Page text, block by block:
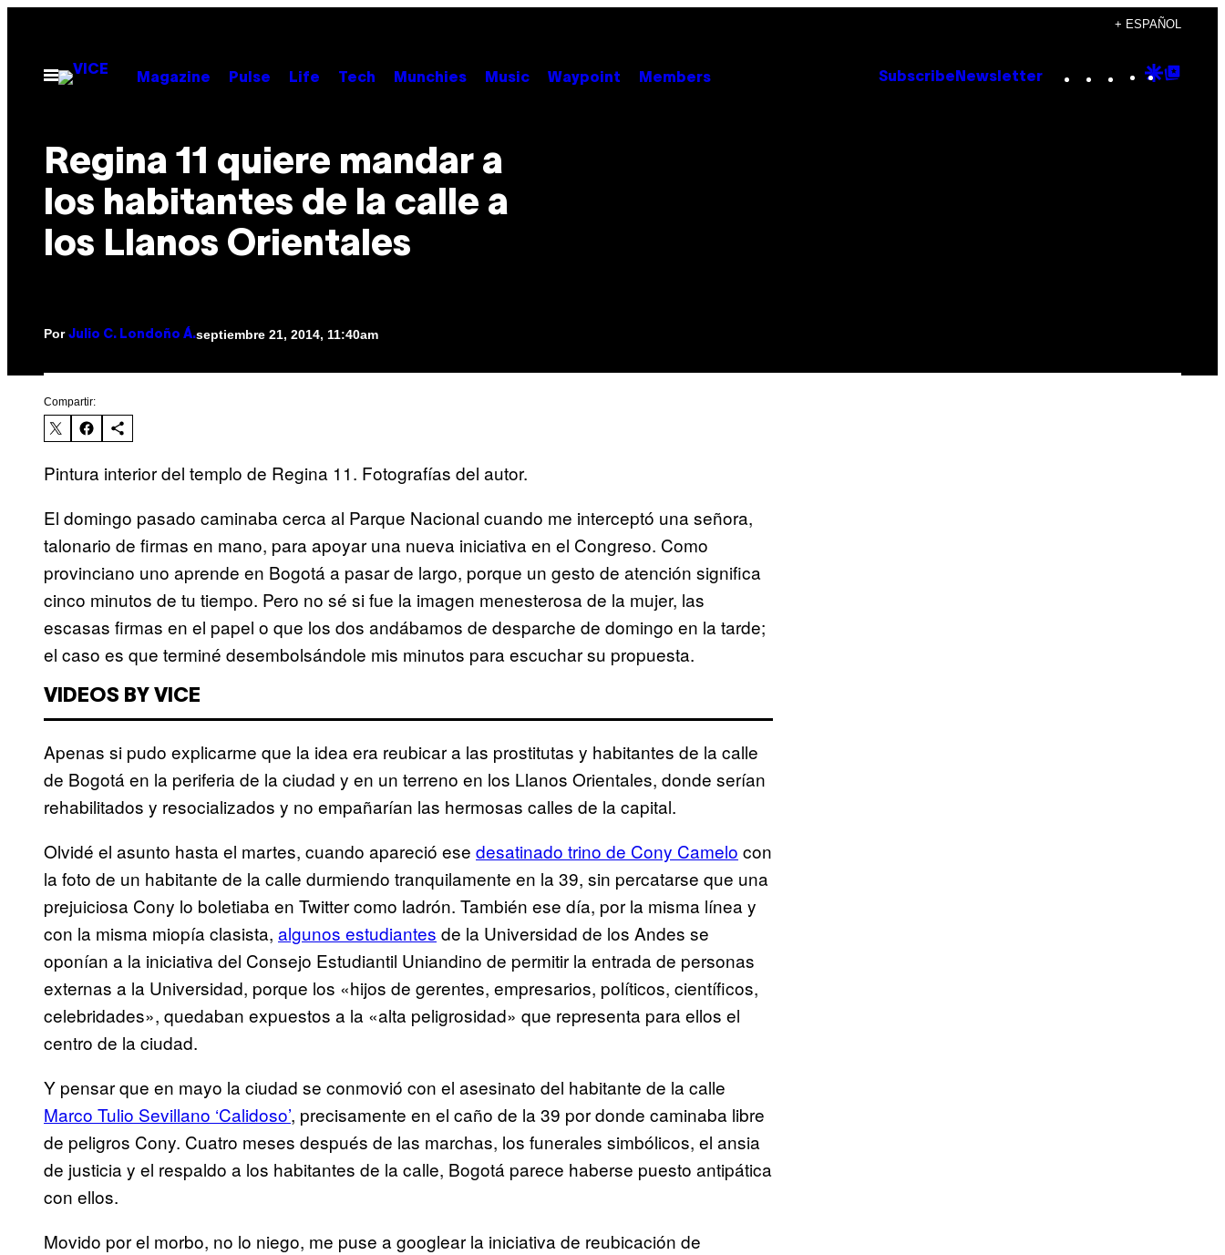
contenido
+ ESPAÑOL
Abrir
Menú
Magazine Pulse Life Tech Munchies Music Waypoint Members Subscribe Newsletter Instagram
TikTok
YouTube
Google
Regina 11 quiere mandar a
los habitantes de la calle a
los Llanos Orientales
Por Julio C. Londoño Á.septiembre 21, 2014, 11:40am
Compartir:
Pintura interior del templo de Regina 11. Fotografías del autor.
El domingo pasado caminaba cerca al Parque Nacional cuando me interceptó una señora,
talonario de firmas en mano, para apoyar una nueva iniciativa en el Congreso. Como
provinciano uno aprende en Bogotá a pasar de largo, porque un gesto de atención significa
cinco minutos de tu tiempo. Pero no sé si fue la imagen menesterosa de la mujer, las
escasas firmas en el papel o que los dos andábamos de desparche de domingo en la tarde;
el caso es que terminé desembolsándole mis minutos para escuchar su propuesta.
VIDEOS BY VICE
Apenas si pudo explicarme que la idea era reubicar a las prostitutas y habitantes de la calle
de Bogotá en la periferia de la ciudad y en un terreno en los Llanos Orientales, donde serían
rehabilitados y resocializados y no empañarían las hermosas calles de la capital.
Olvidé el asunto hasta el martes, cuando apareció ese desatinado trino de Cony Camelo con
la foto de un habitante de la calle durmiendo tranquilamente en la 39, sin percatarse que una
prejuiciosa Cony lo boletiaba en Twitter como ladrón. También ese día, por la misma línea y
con la misma miopía clasista, algunos estudiantes de la Universidad de los Andes se
oponían a la iniciativa del Consejo Estudiantil Uniandino de permitir la entrada de personas
externas a la Universidad, porque los «hijos de gerentes, empresarios, políticos, científicos,
celebridades», quedaban expuestos a la «alta peligrosidad» que representa para ellos el
centro de la ciudad.
Y pensar que en mayo la ciudad se conmovió con el asesinato del habitante de la calle
Marco Tulio Sevillano ‘Calidoso’, precisamente en el caño de la 39 por donde caminaba libre
de peligros Cony. Cuatro meses después de las marchas, los funerales simbólicos, el ansia
de justicia y el respaldo a los habitantes de la calle, Bogotá parece haberse puesto antipática
con ellos.
Movido por el morbo, no lo niego, me puse a googlear la iniciativa de reubicación de